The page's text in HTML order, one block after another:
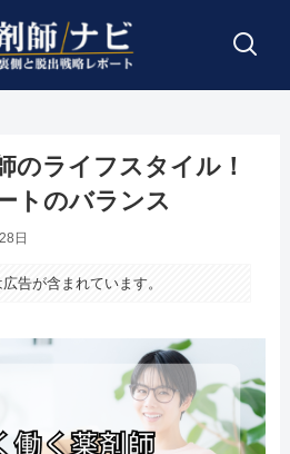
のライフスタイル！
トのバランス
日
告が含まれています。